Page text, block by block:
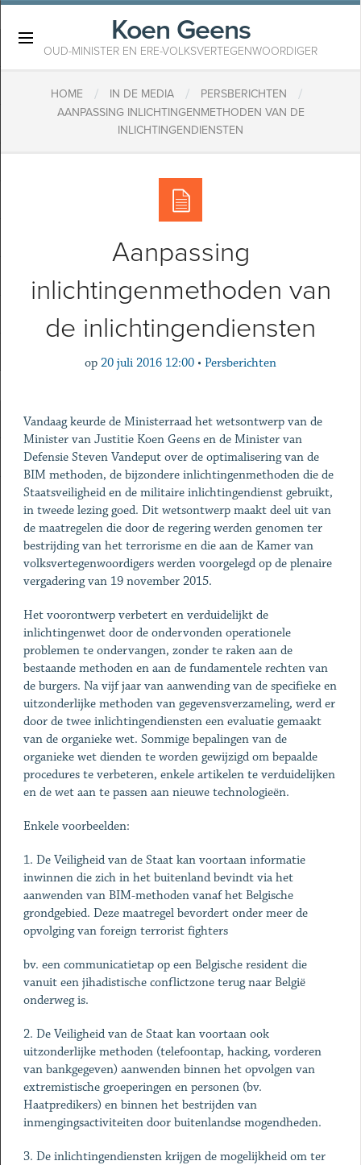
Koen Geens
OUD-MINISTER EN ERE-VOLKSVERTEGENWOORDIGER
HOME / IN DE MEDIA / PERSBERICHTEN /
AANPASSING INLICHTINGENMETHODEN VAN DE
INLICHTINGENDIENSTEN
Aanpassing
inlichtingenmethoden van
de inlichtingendiensten
op 20 juli 2016 12:00 • Persberichten
Vandaag keurde de Ministerraad het wetsontwerp van de
Minister van Justitie Koen Geens en de Minister van
Defensie Steven Vandeput over de optimalisering van de
BIM methoden, de bijzondere inlichtingenmethoden die de
Staatsveiligheid en de militaire inlichtingendienst gebruikt,
in tweede lezing goed. Dit wetsontwerp maakt deel uit van
de maatregelen die door de regering werden genomen ter
bestrijding van het terrorisme en die aan de Kamer van
volksvertegenwoordigers werden voorgelegd op de plenaire
vergadering van 19 november 2015.
Het voorontwerp verbetert en verduidelijkt de
inlichtingenwet door de ondervonden operationele
problemen te ondervangen, zonder te raken aan de
bestaande methoden en aan de fundamentele rechten van
de burgers. Na vijf jaar van aanwending van de specifieke en
uitzonderlijke methoden van gegevensverzameling, werd er
door de twee inlichtingendiensten een evaluatie gemaakt
van de organieke wet. Sommige bepalingen van de
organieke wet dienden te worden gewijzigd om bepaalde
procedures te verbeteren, enkele artikelen te verduidelijken
en de wet aan te passen aan nieuwe technologieën.
Enkele voorbeelden:
1. De Veiligheid van de Staat kan voortaan informatie
inwinnen die zich in het buitenland bevindt via het
aanwenden van BIM-methoden vanaf het Belgische
grondgebied. Deze maatregel bevordert onder meer de
opvolging van foreign terrorist fighters
bv. een communicatietap op een Belgische resident die
vanuit een jihadistische conflictzone terug naar België
onderweg is.
2. De Veiligheid van de Staat kan voortaan ook
uitzonderlijke methoden (telefoontap, hacking, vorderen
van bankgegeven) aanwenden binnen het opvolgen van
extremistische groeperingen en personen (bv.
Haatpredikers) en binnen het bestrijden van
inmengingsactiviteiten door buitenlandse mogendheden.
3. De inlichtingendiensten krijgen de mogelijkheid om ter